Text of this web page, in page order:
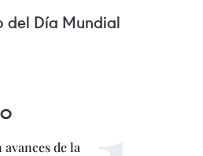
del Día Mundial
de la